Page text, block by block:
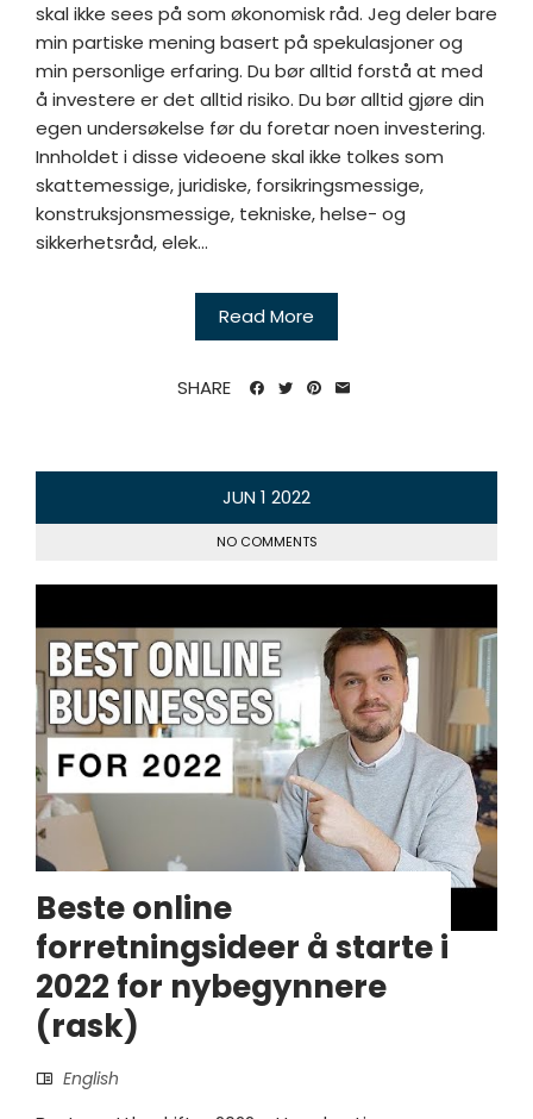
skal ikke sees på som økonomisk råd. Jeg deler bare
min partiske mening basert på spekulasjoner og
min personlige erfaring. Du bør alltid forstå at med
å investere er det alltid risiko. Du bør alltid gjøre din
egen undersøkelse før du foretar noen investering.
Innholdet i disse videoene skal ikke tolkes som
skattemessige, juridiske, forsikringsmessige,
konstruksjonsmessige, tekniske, helse- og
sikkerhetsråd, elek...
Read More
SHARE
JUN1 2022
NO COMMENTS
Beste online
forretningsideer å starte i
2022 for nybegynnere
(rask)
English